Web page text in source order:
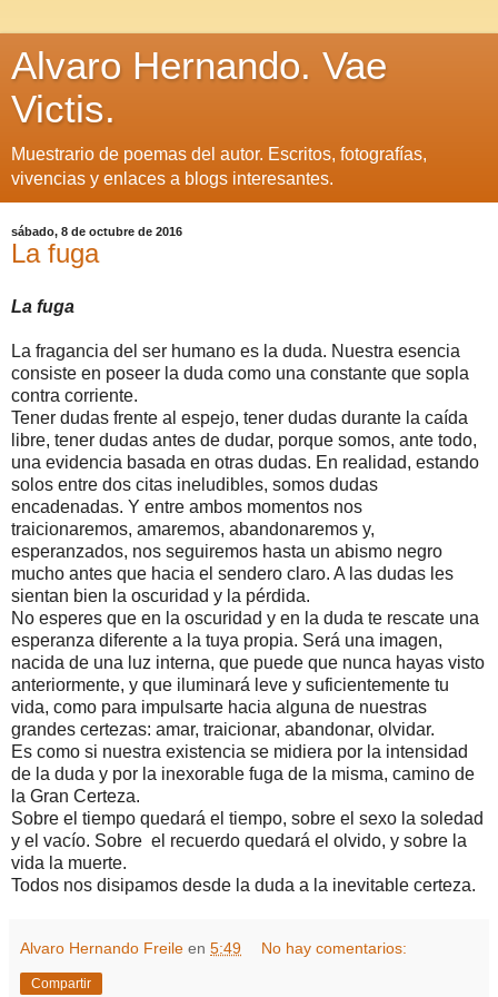
Alvaro Hernando. Vae
Victis.
Muestrario de poemas del autor. Escritos, fotografías,
vivencias y enlaces a blogs interesantes.
sábado, 8 de octubre de 2016
La fuga
La fuga
La fragancia del ser humano es la duda. Nuestra esencia
consiste en poseer la duda como una constante que sopla
contra corriente.
Tener dudas frente al espejo, tener dudas durante la caída
libre, tener dudas antes de dudar, porque somos, ante todo,
una evidencia basada en otras dudas. En realidad, estando
solos entre dos citas ineludibles, somos dudas
encadenadas. Y entre ambos momentos nos
traicionaremos, amaremos, abandonaremos y,
esperanzados, nos seguiremos hasta un abismo negro
mucho antes que hacia el sendero claro. A las dudas les
sientan bien la oscuridad y la pérdida.
No esperes que en la oscuridad y en la duda te rescate una
esperanza diferente a la tuya propia. Será una imagen,
nacida de una luz interna, que puede que nunca hayas visto
anteriormente, y que iluminará leve y suficientemente tu
vida, como para impulsarte hacia alguna de nuestras
grandes certezas: amar, traicionar, abandonar, olvidar.
Es como si nuestra existencia se midiera por la intensidad
de la duda y por la inexorable fuga de la misma, camino de
la Gran Certeza.
Sobre el tiempo quedará el tiempo, sobre el sexo la soledad
y el vacío. Sobre el recuerdo quedará el olvido, y sobre la
vida la muerte.
Todos nos disipamos desde la duda a la inevitable certeza.
Alvaro Hernando Freile en 5:49 No hay comentarios:
Compartir